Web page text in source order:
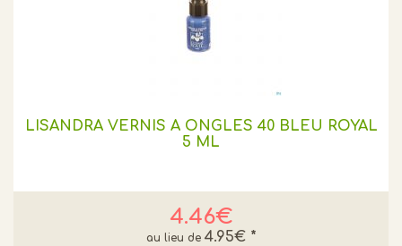
LISANDRA VERNIS A ONGLES 40 BLEU ROYAL
5 ML
4.46€
4.95€ *